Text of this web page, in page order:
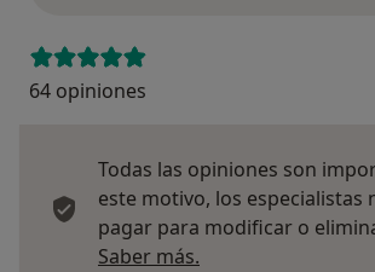
64 opiniones
Todas las opiniones son
este motivo, los especialistas
pagar para modificar o
Saber más.